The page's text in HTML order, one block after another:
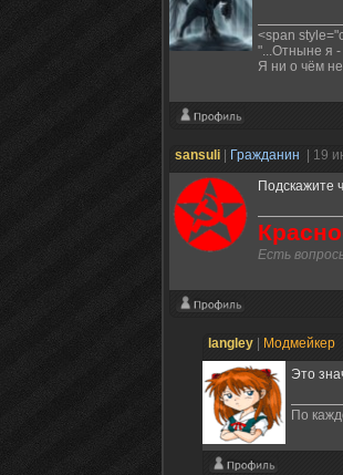
<span
"...Отныне я -
Я ни о чём
sansuli Гражданин
| 19
Подскажите
Есть
langley Модмейкер
Это
По